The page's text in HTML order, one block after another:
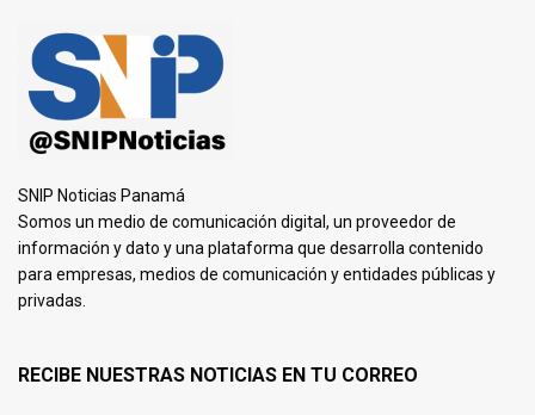
SNIP Noticias Panamá
Somos un medio de comunicación digital, un proveedor de
información y dato y una plataforma que desarrolla contenido
para empresas, medios de comunicación y entidades públicas y
privadas.
RECIBE NUESTRAS NOTICIAS EN TU CORREO